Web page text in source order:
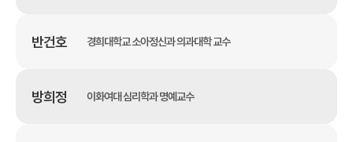
반건호 경희대학교 소아정신과 의과대학 교수
방희정 이화여대 심리학과 명예교수